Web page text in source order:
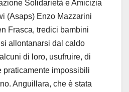
Solidarietà e Amicizia
(Asaps) Enzo Mazzarini
Frasca, tredici bambini
allontanarsi dal caldo
di loro, usufruire, di
praticamente impossibili
Anguillara, che è stata